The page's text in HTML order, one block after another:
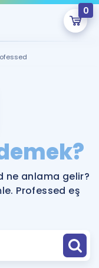
0
onlarca eğitim seni
ne anlama gelir?
Professed eş